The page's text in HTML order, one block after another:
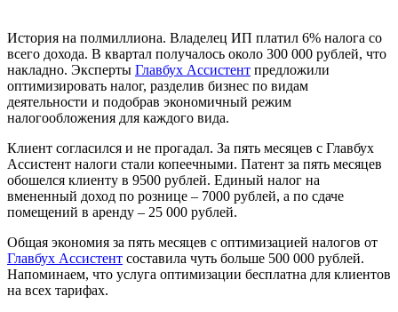
История на полмиллиона. Владелец ИП платил 6% налога со
всего дохода. В квартал получалось около 300 000 рублей, что
накладно. Эксперты Главбух Ассистент предложили
оптимизировать налог, разделив бизнес по видам
деятельности и подобрав экономичный режим
налогообложения для каждого вида.
Клиент согласился и не прогадал. За пять месяцев с Главбух
Ассистент налоги стали копеечными. Патент за пять месяцев
обошелся клиенту в 9500 рублей. Единый налог на
вмененный доход по рознице – 7000 рублей, а по сдаче
помещений в аренду – 25 000 рублей.
Общая экономия за пять месяцев с оптимизацией налогов от
Главбух Ассистент составила чуть больше 500 000 рублей.
Напоминаем, что услуга оптимизации бесплатна для клиентов
на всех тарифах.